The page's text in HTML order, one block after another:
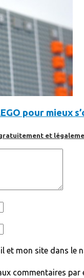
et
pour mieux
et mon site dans le
commentaires par